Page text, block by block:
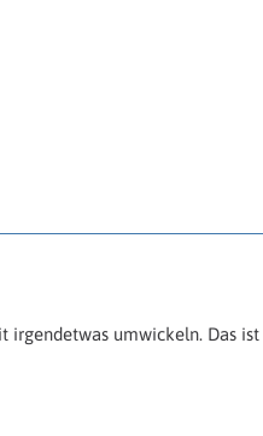
umwickeln. Das